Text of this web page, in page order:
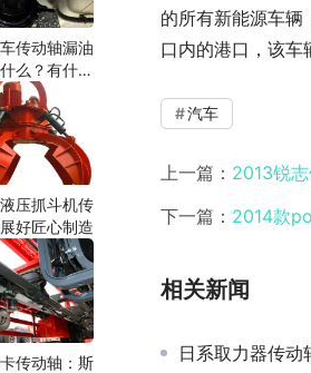
的所有新能源车
口内的港口，该
汽车
上一篇： 2013锐
下一篇： 2014款
相关新闻
日系取力器传动
传动轴漏油
么？有什么
压抓斗机传
好匠心制造
传动轴：斯